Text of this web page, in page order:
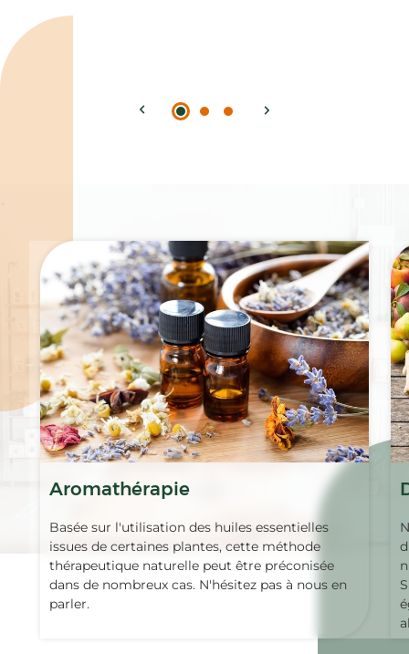
Aromathérapie
Basée sur l'utilisation des huiles essentielles
issues de certaines plantes, cette méthode
thérapeutique naturelle peut être préconisée
dans de nombreux cas. N'hésitez pas à nous en
parler.